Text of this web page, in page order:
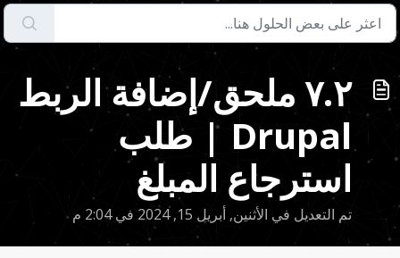
٧.٢ ملحق/إضافة الربط
Drupal | طلب
استرجاع المبلغ
تم التعديل في الأثنين, أبريل 15, 2024 في 2:04 م